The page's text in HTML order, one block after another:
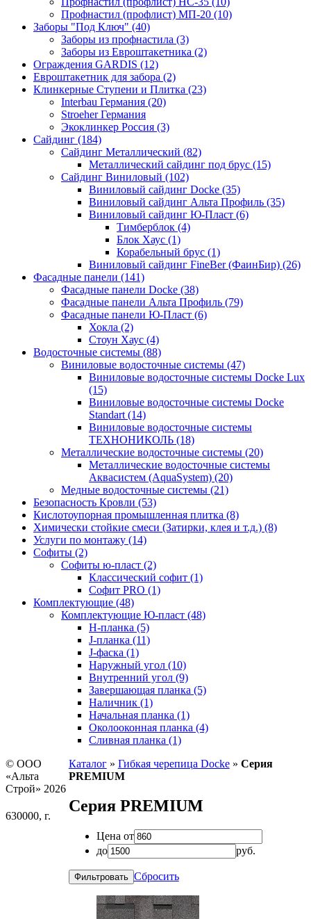
Профнастил (профлист) МП-20 (10)
Заборы "Под Ключ" (40)
Заборы из профнастила (3)
Заборы из Евроштакетника (2)
Ограждения GARDIS (12)
Евроштакетник для забора (2)
Клинкерные Ступени и Плитка (23)
Interbau Германия (20)
Stroeher Германия
Экоклинкер Россия (3)
Сайдинг (184)
Сайдинг Металлический (82)
Металлический сайдинг под брус (15)
Сайдинг Виниловый (102)
Виниловый сайдинг Docke (35)
Виниловый сайдинг Альта Профиль (35)
Виниловый сайдинг Ю-Пласт (6)
Тимберблок (4)
Блок Хаус (1)
Корабельный брус (1)
Виниловый сайдинг FineBer (ФаинБир) (26)
Фасадные панели (141)
Фасадные панели Docke (38)
Фасадные панели Альта Профиль (79)
Фасадные панели Ю-Пласт (6)
Хокла (2)
Стоун Хаус (4)
Водосточные системы (88)
Виниловые водосточные системы (47)
Виниловые водосточные системы Docke Lux
(15)
Виниловые водосточные системы Docke
Standart (14)
Виниловые водосточные системы
ТЕХНОНИКОЛЬ (18)
Металлические водосточные системы (20)
Металлические водосточные системы
Аквасистем (AquaSystem) (20)
Медные водосточные системы (21)
Безопасность Кровли (53)
Кислотоупорная промышленная плитка (8)
Химически стойкие смеси (Затирки, клея и т.д.) (8)
Услуги по монтажу (14)
Софиты (2)
Софиты ю-пласт (2)
Классический софит (1)
Софит PRO (1)
Комплектующие (48)
Комплектующие Ю-пласт (48)
H-планка (5)
J-планка (11)
J-фаска (1)
Наружный угол (10)
Внутренний угол (9)
Завершающая планка (5)
Наличник (1)
Начальная планка (1)
Околооконная планка (4)
Сливная планка (1)
Каталог» Гибкая черепица Docke» Серия
PREMIUM
Серия PREMIUM
Цена от
до
руб.
Сбросить
© ООО
«Альта
Строй» 2026
630000, г.